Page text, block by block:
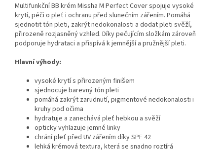
Multifunkční BB krém Missha M Perfect Cover spojuje vysoké
krytí, péči o pleť i ochranu před slunečním zářením. Pomáhá
sjednotit tón pleti, zakrýt nedokonalosti a dodat pleti svěží,
přirozeně rozjasněný vzhled. Díky pečujícím složkám zároveň
podporuje hydrataci a přispívá k jemnější a pružnější pleti.
Hlavní výhody:
vysoké krytí s přirozeným finišem
sjednocuje barevný tón pleti
pomáhá zakrýt zarudnutí, pigmentové nedokonalosti i
kruhy pod očima
hydratuje a zanechává pleť hebkou a svěží
opticky vyhlazuje jemné linky
chrání pleť před UV zářením díky SPF 42
lehká krémová textura, která se snadno roztírá